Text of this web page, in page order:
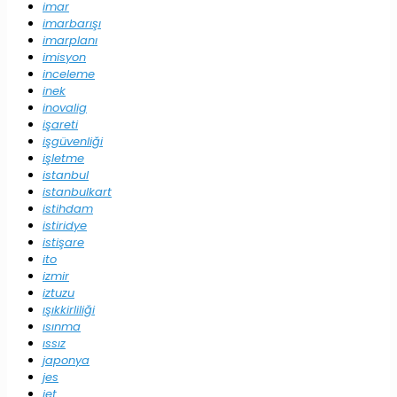
imar
imarbarışı
imarplanı
imisyon
inceleme
inek
inovalig
işareti
işgüvenliği
işletme
istanbul
istanbulkart
istihdam
istiridye
istişare
ito
izmir
iztuzu
ışıkkirliliği
ısınma
ıssız
japonya
jes